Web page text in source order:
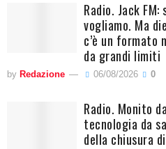
Radio. Jack
vogliamo. Ma
c’è un formato
da grandi limiti
by Redazione 06/08/2026 0
Radio. Monito
tecnologia da
della chiusura